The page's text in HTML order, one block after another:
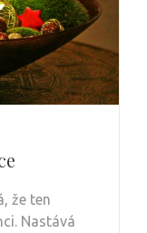
že ten
Nastává